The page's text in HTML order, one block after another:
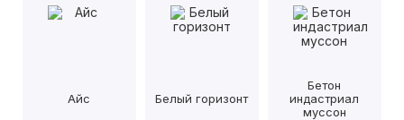
Айс Белый горизонт
Бетон
индастриал
муссон